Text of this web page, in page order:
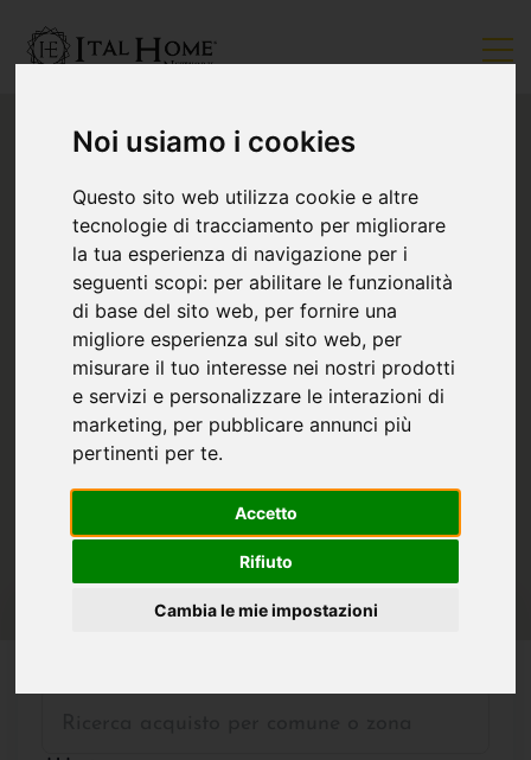
Noi usiamo i cookies
Questo sito web utilizza cookie e altre
tecnologie di tracciamento per migliorare
la tua esperienza di navigazione per i
seguenti scopi: per abilitare le funzionalità
di base del sito web, per fornire una
migliore esperienza sul sito web, per
misurare il tuo interesse nei nostri prodotti
e servizi e personalizzare le interazioni di
marketing, per pubblicare annunci più
pertinenti per te.
Accetto
Rifiuto
Cambia le mie impostazioni